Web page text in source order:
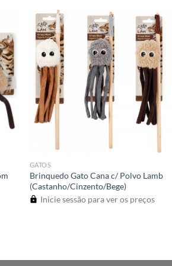
GATOS
Brinquedo Gato Cana c/ Polvo Lamb
(Castanho/Cinzento/Bege)
Inicie sessão para ver os preços